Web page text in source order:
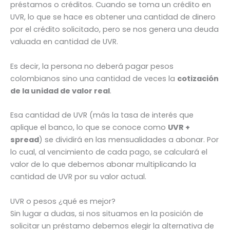
préstamos o créditos. Cuando se toma un crédito en
UVR, lo que se hace es obtener una cantidad de dinero
por el crédito solicitado, pero se nos genera una deuda
valuada en cantidad de UVR.
Es decir, la persona no deberá pagar pesos
colombianos sino una cantidad de veces la cotización
de la unidad de valor real.
Esa cantidad de UVR (más la tasa de interés que
aplique el banco, lo que se conoce como UVR +
spread) se dividirá en las mensualidades a abonar. Por
lo cual, al vencimiento de cada pago, se calculará el
valor de lo que debemos abonar multiplicando la
cantidad de UVR por su valor actual.
UVR o pesos ¿qué es mejor?
Sin lugar a dudas, si nos situamos en la posición de
solicitar un préstamo debemos elegir la alternativa de